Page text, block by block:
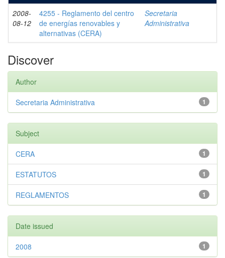
2008-
08-12
4255 - Reglamento del centro
de energías renovables y
alternativas (CERA)
Secretaria
Administrativa
Discover
Author
1
Secretaria Administrativa
Subject
1
CERA
1
ESTATUTOS
1
REGLAMENTOS
Date issued
1
2008